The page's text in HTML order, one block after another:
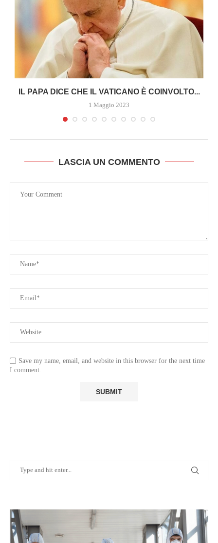
IL PAPA DICE CHE IL VATICANO È COINVOLTO...
1 Maggio 2023
LASCIA UN COMMENTO
Save my name, email, and website in this browser for the next time
I comment.